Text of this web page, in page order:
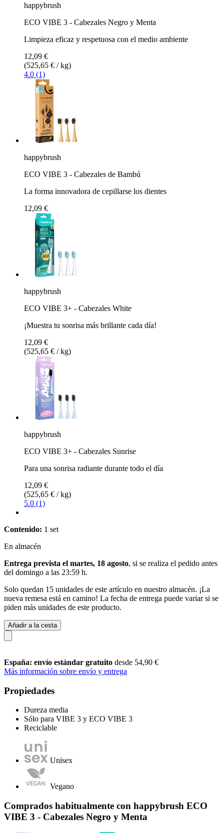
happybrush
ECO VIBE 3 - Cabezales Negro y Menta
Limpieza eficaz y respetuosa con el medio ambiente
12,09 €
(525,65 € / kg)
4.0 (1)
happybrush
ECO VIBE 3 - Cabezales de Bambú
La forma innovadora de cepillarse los dientes
12,09 €
happybrush
ECO VIBE 3+ - Cabezales White
¡Muestra tu sonrisa más brillante cada día!
12,09 €
(525,65 € / kg)
happybrush
ECO VIBE 3+ - Cabezales Sunrise
Para una sonrisa radiante durante todo el día
12,09 €
(525,65 € / kg)
5.0 (1)
Contenido: 1 set
En almacén
Entrega prevista el martes, 18 agosto, si se realiza el pedido antes
del domingo a las 23:59 h.
Solo quedan 15 unidades de este artículo en nuestro almacén. ¡La
nueva remesa está en camino! La fecha de entrega puede variar si se
piden más unidades de este producto.
Añadir a la cesta
España: envío estándar gratuito desde 54,90 €
Más información sobre envío y entrega
Propiedades
Dureza media
Sólo para VIBE 3 y ECO VIBE 3
Reciclable
Unisex
Vegano
Comprados habitualmente con happybrush ECO
VIBE 3 - Cabezales Negro y Menta